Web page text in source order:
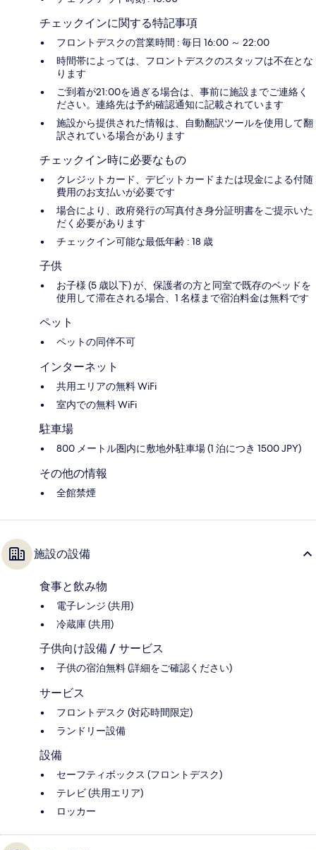
チェックインに関する特記事項
フロントデスクの営業時間 : 毎日 16:00 ～ 22:00
時間帯によっては、フロントデスクのスタッフは不在とな
ります
ご到着が21:00を過ぎる場合は、事前に施設までご連絡く
ださい。連絡先は予約確認通知に記載されています
施設から提供された情報は、自動翻訳ツールを使用して翻
訳されている場合があります
チェックイン時に必要なもの
クレジットカード、デビットカードまたは現金による付随
費用のお支払いが必要です
場合により、政府発行の写真付き身分証明書をご提示いた
だく必要があります
チェックイン可能な最低年齢 : 18 歳
子供
お子様 (5 歳以下) が、保護者の方と同室で既存のベッドを
使用して滞在される場合、1 名様まで宿泊料金は無料です
ペット
ペットの同伴不可
インターネット
共用エリアの無料 WiFi
室内での無料 WiFi
駐車場
800 メートル圏内に敷地外駐車場 (1 泊につき 1500 JPY)
その他の情報
全館禁煙
施設の設備
食事と飲み物
電子レンジ (共用)
冷蔵庫 (共用)
子供向け設備 / サービス
子供の宿泊無料 (詳細をご確認ください)
サービス
フロントデスク (対応時間限定)
ランドリー設備
設備
セーフティボックス (フロントデスク)
テレビ (共用エリア)
ロッカー